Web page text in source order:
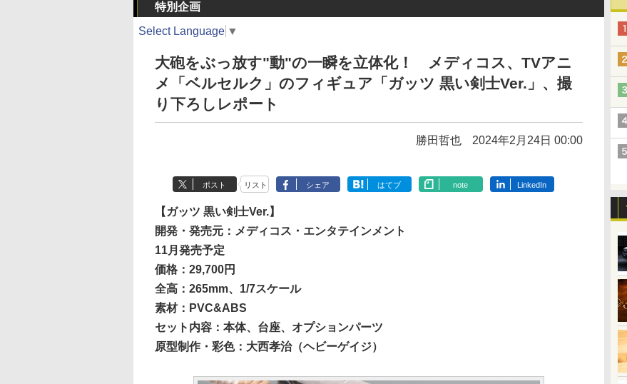
特別企画
Select Language ▼
大砲をぶっ放す"動"の一瞬を立体化！ メディコス、TVアニ
メ「ベルセルク」のフィギュア「ガッツ 黒い剣士Ver.」、撮
り下ろしレポート
勝田哲也 2024年2月24日 00:00
ポスト リスト シェア はてブ note LinkedIn
【ガッツ 黒い剣士Ver.】
開発・発売元：メディコス・エンタテインメント
11月発売予定
価格：29,700円
全高：265mm、1/7スケール
素材：PVC&ABS
セット内容：本体、台座、オプションパーツ
原型制作・彩色：大西孝治（ヘビーゲイジ）